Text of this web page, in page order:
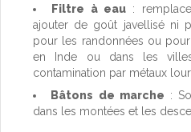
Filtre à eau :
ajouter de goût javellisé ni
pour les randonnées ou pour
en Inde ou dans les
contamination par métaux
Bâtons de marche :
dans les montées et les